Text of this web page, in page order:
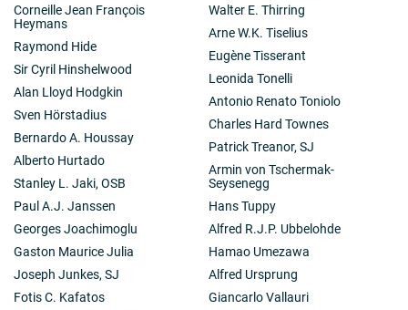
Corneille Jean François
Heymans
Raymond Hide
Sir Cyril Hinshelwood
Alan Lloyd Hodgkin
Sven Hörstadius
Bernardo A. Houssay
Alberto Hurtado
Stanley L. Jaki, OSB
Paul A.J. Janssen
Georges Joachimoglu
Gaston Maurice Julia
Joseph Junkes, SJ
Fotis C. Kafatos
Walter E. Thirring
Arne W.K. Tiselius
Eugène Tisserant
Leonida Tonelli
Antonio Renato Toniolo
Charles Hard Townes
Patrick Treanor, SJ
Armin von Tschermak-
Seysenegg
Hans Tuppy
Alfred R.J.P. Ubbelohde
Hamao Umezawa
Alfred Ursprung
Giancarlo Vallauri